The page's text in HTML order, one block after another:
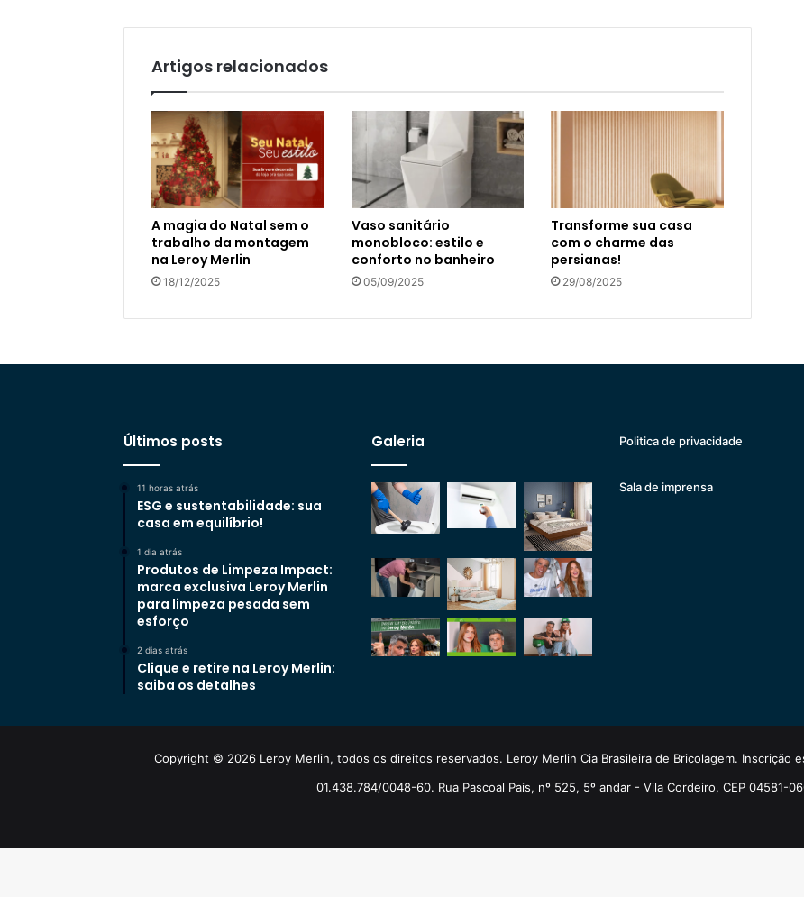
Artigos relacionados
A magia do Natal sem o
trabalho da montagem
na Leroy Merlin
18/12/2025
Vaso sanitário
monobloco: estilo e
conforto no banheiro
05/09/2025
Transforme sua casa
com o charme das
persianas!
29/08/2025
Últimos posts
11 horas atrás
ESG e sustentabilidade: sua
casa em equilíbrio!
1 dia atrás
Produtos de Limpeza Impact:
marca exclusiva Leroy Merlin
para limpeza pesada sem
esforço
2 dias atrás
Clique e retire na Leroy Merlin:
saiba os detalhes
Galeria Politica de privacidade
Sala de imprensa
Copyright © 2026 Leroy Merlin, todos os direitos reservados. Leroy Merlin Cia Brasileira de Bricolagem. Inscrição
01.438.784/0048-60. Rua Pascoal Pais, nº 525, 5º andar - Vila Cordeiro, CEP 04581-